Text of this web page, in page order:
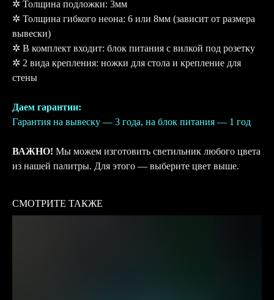
✲ Толщина подложки: 3мм
✲ Толщина гибкого неона: 6 или 8мм (зависит от размера
вывески)
✲ В комплект входит: блок питания с вилкой под розетку
✲ 2 вида крепления: ножки для стола и крепление для
стены
Даем гарантии:
Гарантия на вывеску — 3 года, на блок питания — 1 год
ВАЖНО! Мы можем изготовить светильник любого цвета
из нашей палитры. Для этого — выберите цвет выше.
СМОТРИТЕ ТАКЖЕ